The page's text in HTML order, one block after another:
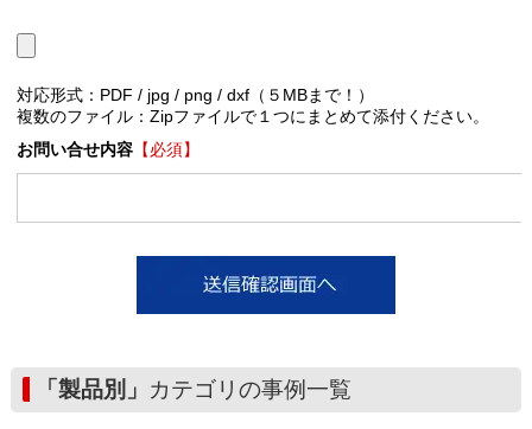
対応形式：PDF / jpg / png / dxf（５MBまで！）
複数のファイル：Zipファイルで１つにまとめて添付ください。
お問い合せ内容【必須】
「製品別」 カテゴリの事例一覧